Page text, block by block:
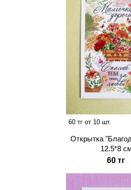
60 тг от 10 шт.
Открытка
12.5*8
60 тг